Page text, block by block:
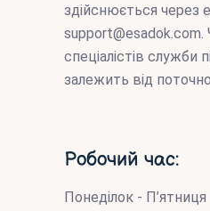
здійснюється через
support@esadok.com.
спеціалістів служби
залежить від
Робочий час:
Понеділок - П’ятниця